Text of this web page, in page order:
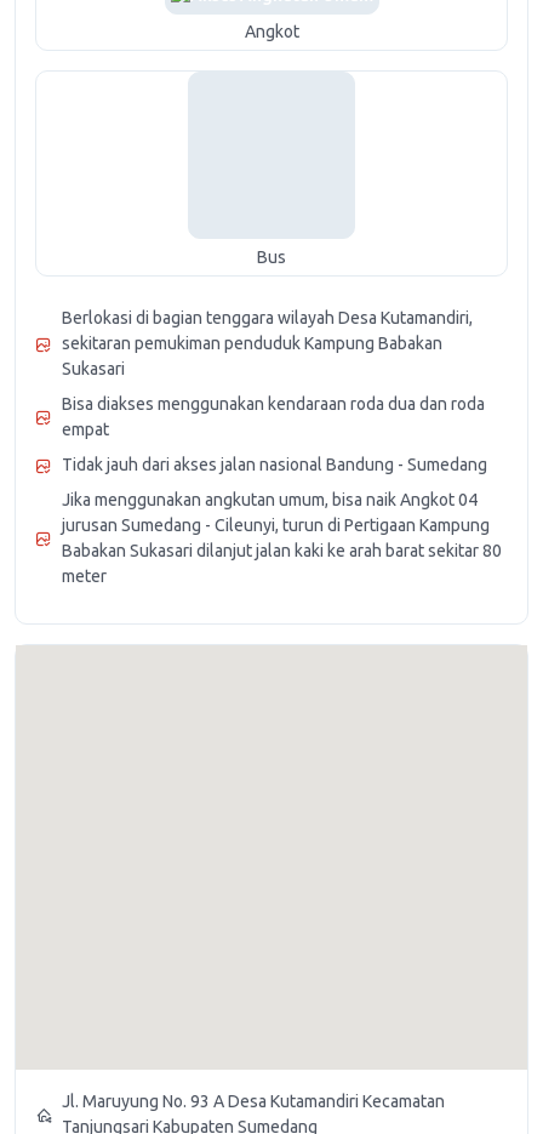
Angkot
Bus
Berlokasi di bagian tenggara wilayah Desa Kutamandiri,
sekitaran pemukiman penduduk Kampung Babakan
Sukasari
Bisa diakses menggunakan kendaraan roda dua dan roda
empat
Tidak jauh dari akses jalan nasional Bandung - Sumedang
Jika menggunakan angkutan umum, bisa naik Angkot 04
jurusan Sumedang - Cileunyi, turun di Pertigaan Kampung
Babakan Sukasari dilanjut jalan kaki ke arah barat sekitar 80
meter
Jl. Maruyung No. 93 A Desa Kutamandiri Kecamatan
Tanjungsari Kabupaten Sumedang